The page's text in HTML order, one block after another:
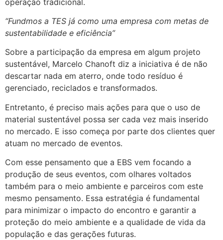
“Fundmos a TES já como uma empresa com metas de
sustentabilidade e eficiência”
Sobre a participação da empresa em algum projeto
sustentável, Marcelo Chanoft diz a iniciativa é de não
descartar nada em aterro, onde todo resíduo é
gerenciado, reciclados e transformados.
Entretanto, é preciso mais ações para que o uso de
material sustentável possa ser cada vez mais inserido
no mercado. E isso começa por parte dos clientes quer
atuam no mercado de eventos.
Com esse pensamento que a EBS vem focando a
produção de seus eventos, com olhares voltados
também para o meio ambiente e parceiros com este
mesmo pensamento. Essa estratégia é fundamental
para minimizar o impacto do encontro e garantir a
proteção do meio ambiente e a qualidade de vida da
população e das gerações futuras.